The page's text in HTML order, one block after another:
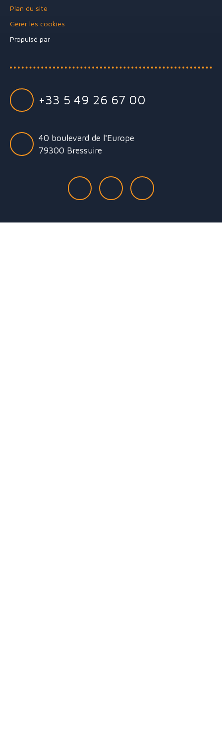
Plan du site
Gérer les cookies
Propulsé par
+33 5 49 26 67 00
40 boulevard de l'Europe
79300 Bressuire